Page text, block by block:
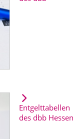
Entgelttabellen
des dbb Hessen